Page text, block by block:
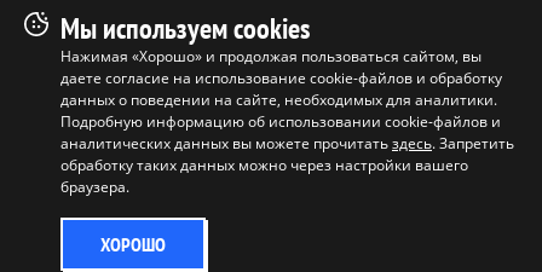
Пользовательское соглашение
Политика конфиденциальности
Программа лояльности
Условия продажи продукции
Копирование материалов без
разрешения запрещено ©
ООО "БАБЛ", 2017-2026
Мы используем cookies
Нажимая «Хорошо» и продолжая пользоваться сайтом, вы
даете согласие на использование cookie-файлов и обработку
данных о поведении на сайте, необходимых для аналитики.
Подробную информацию об использовании cookie-файлов и
аналитических данных вы можете прочитатьздесь. Запретить
обработку таких данных можно через настройки вашего
браузера.
ХОРОШО